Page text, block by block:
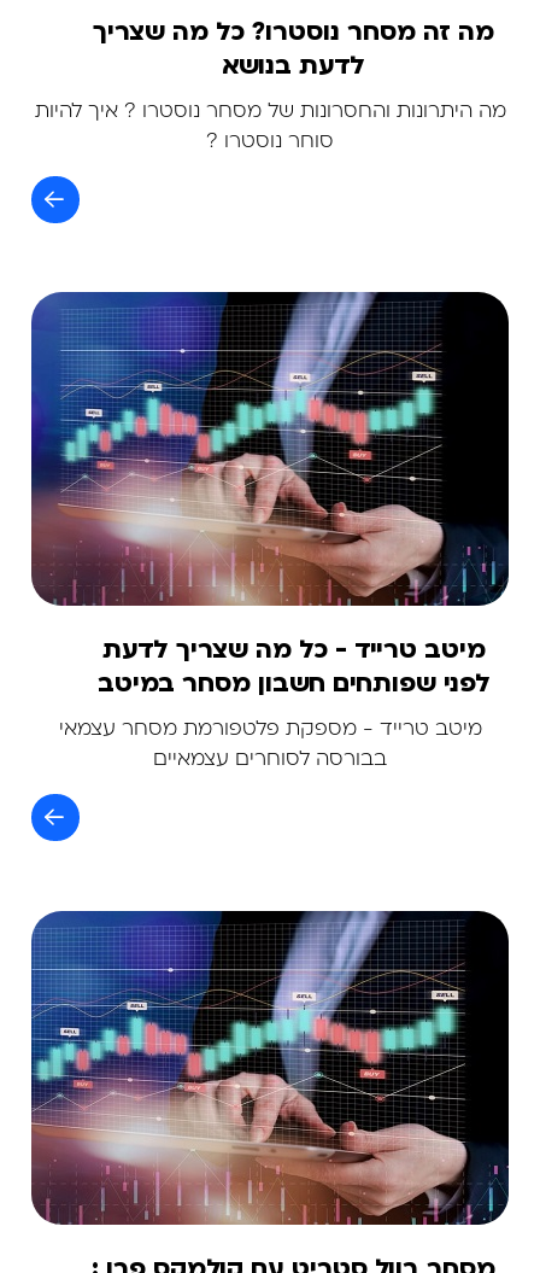
מה זה מסחר נוסטרו? כל מה שצריך
לדעת בנושא
מה היתרונות והחסרונות של מסחר נוסטרו ? איך להיות
סוחר נוסטרו ?
מיטב טרייד - כל מה שצריך לדעת
לפני שפותחים חשבון מסחר במיטב
טרייד
מיטב טרייד - מספקת פלטפורמת מסחר עצמאי
בבורסה לסוחרים עצמאיים